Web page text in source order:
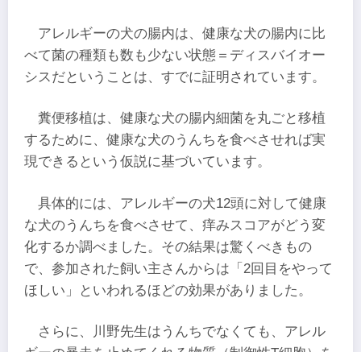
アレルギーの犬の腸内は、健康な犬の腸内に比
べて菌の種類も数も少ない状態＝ディスバイオー
シスだということは、すでに証明されています。
糞便移植は、健康な犬の腸内細菌を丸ごと移植
するために、健康な犬のうんちを食べさせれば実
現できるという仮説に基づいています。
具体的には、アレルギーの犬12頭に対して健康
な犬のうんちを食べさせて、痒みスコアがどう変
化するか調べました。その結果は驚くべきもの
で、参加された飼い主さんからは「2回目をやって
ほしい」といわれるほどの効果がありました。
さらに、川野先生はうんちでなくても、アレル